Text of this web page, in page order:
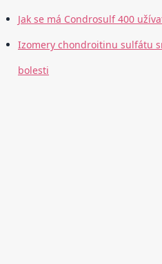
Jak se má Condrosulf 400
Izomery chondroitinu sulfátu
bolesti